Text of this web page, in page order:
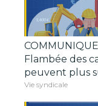
Flambée des
peuvent plus
Vie syndicale